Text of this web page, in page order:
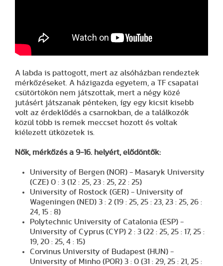
A labda is pattogott, mert az alsóházban rendeztek
mérkőzéseket. A házigazda egyetem, a TF csapatai
csütörtökön nem játszottak, mert a négy közé
jutásért játszanak pénteken, így egy kicsit kisebb
volt az érdeklődés a csarnokban, de a találkozók
közül több is remek meccset hozott és voltak
kiélezett ütközetek is.
Nők, mérkőzés a 9-16. helyért, elődöntők:
University of Bergen (NOR) - Masaryk University
(CZE) 0 : 3 (12 : 25, 23 : 25, 22 : 25)
University of Rostock (GER) - University of
Wageningen (NED) 3 : 2 (19 : 25, 25 : 23, 23 : 25, 26 :
24, 15 : 8)
Polytechnic University of Catalonia (ESP) -
University of Cyprus (CYP) 2 : 3 (22 : 25, 25 : 17, 25 :
19, 20 : 25, 4 : 15)
Corvinus University of Budapest (HUN) -
University of Minho (POR) 3 : 0 (31 : 29, 25 : 21, 25 :